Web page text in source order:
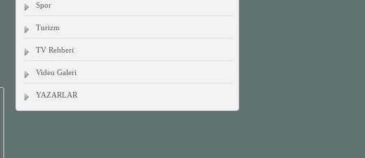
Spor
Turizm
TV Rehberi
Video Galeri
YAZARLAR